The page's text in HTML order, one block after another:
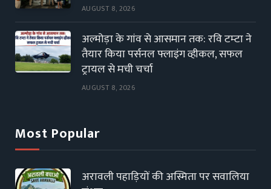
AUGUST 8, 2026
अल्मोड़ा के गांव से आसमान तक: रवि टम्टा ने
तैयार किया पर्सनल फ्लाइंग व्हीकल, सफल
ट्रायल से मची चर्चा
AUGUST 8, 2026
Most Popular
अरावली पहाड़ियों की अस्मिता पर सवालिया